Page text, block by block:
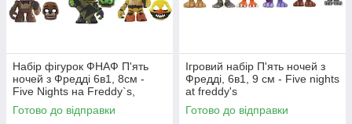
Набір фігурок ФНАФ П'ять
ночей з Фредді 6в1, 8см -
Five Nights на Freddy`s,
Gator, Chica, Freddy,
Vanessa, Foxy
Готово до відправки
Ігровий набір П'ять ночей з
Фредді, 6в1, 9 см - Five nights
at freddy's
Готово до відправки